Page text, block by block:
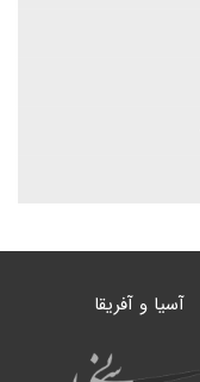
آسیا و آفریقا